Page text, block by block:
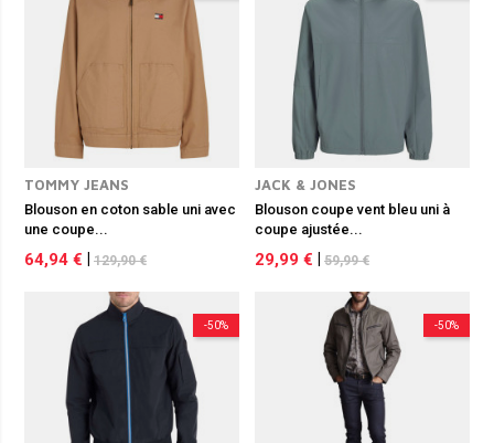
TOMMY JEANS
Blouson en coton sable uni avec
une coupe...
64,94 € 129,90 €
JACK & JONES
Blouson coupe vent bleu uni à
coupe ajustée...
29,99 € 59,99 €
-50% -50%